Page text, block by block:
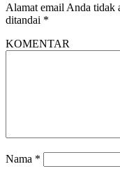
Alamat email Anda tidak
ditandai *
KOMENTAR
Nama *